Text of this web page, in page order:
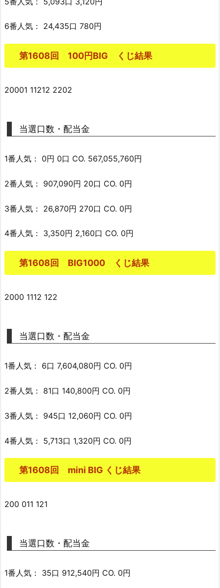
6番人気： 24,435口 780円
第1608回 100円BIG くじ結果
20001 11212 2202
当選口数・配当金
1番人気： 0円 0口 CO. 567,055,760円
2番人気： 907,090円 20口 CO. 0円
3番人気： 26,870円 270口 CO. 0円
4番人気： 3,350円 2,160口 CO. 0円
第1608回 BIG1000 くじ結果
2000 1112 122
当選口数・配当金
1番人気： 6口 7,604,080円 CO. 0円
2番人気： 81口 140,800円 CO. 0円
3番人気： 945口 12,060円 CO. 0円
4番人気： 5,713口 1,320円 CO. 0円
第1608回 mini BIG くじ結果
200 011 121
当選口数・配当金
1番人気： 35口 912,540円 CO. 0円